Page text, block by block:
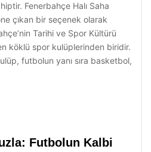
Fenerbahçe Halı Saha
çıkan bir seçenek olarak
Tarihi ve Spor Kültürü
köklü spor kulüplerinden biridir.
futbolun yanı sıra basketbol,
Futbolun Kalbi